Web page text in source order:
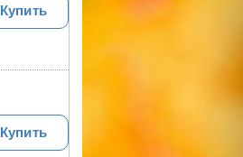
Купить
Купить